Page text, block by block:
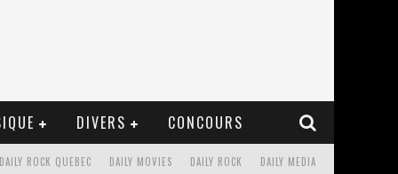
DIVERS CONCOURS
DAILY MEDIA
DAILY ROCK
DAILY MOVIES
DAILY ROCK QUEBEC